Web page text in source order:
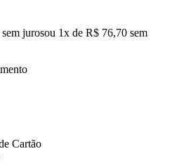
jurosou 1x de R$ 76,70 sem
Cartão